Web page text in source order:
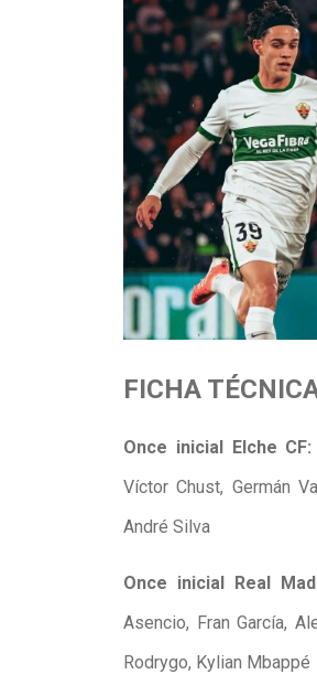
FICHA
Once inicial Elche CF:
Víctor Chust, Germán
André Silva
Once inicial Real
Asencio, Fran García,
Rodrygo, Kylian Mbappé